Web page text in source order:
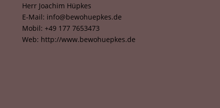
Herr Joachim Hüpkes
E-Mail: info@bewohuepkes.de
Mobil: +49 177 7653473
Web: http://www.bewohuepkes.de